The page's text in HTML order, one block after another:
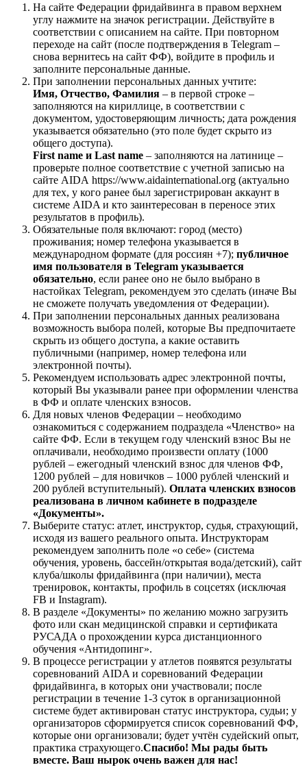
На сайте Федерации фридайвинга в правом верхнем
углу нажмите на значок регистрации. Действуйте в
соответствии с описанием на сайте. При повторном
переходе на сайт (после подтверждения в Telegram –
снова вернитесь на сайт ФФ), войдите в профиль и
заполните персональные данные.
При заполнении персональных данных учтите:
Имя, Отчество, Фамилия – в первой строке –
заполняются на кириллице, в соответствии с
документом, удостоверяющим личность; дата рождения
указывается обязательно (это поле будет скрыто из
общего доступа).
First name и Last name – заполняются на латинице –
проверьте полное соответствие с учетной записью на
сайте AIDA https://www.aidainternational.org (актуально
для тех, у кого ранее был зарегистрирован аккаунт в
системе AIDA и кто заинтересован в переносе этих
результатов в профиль).
Обязательные поля включают: город (место)
проживания; номер телефона указывается в
международном формате (для россиян +7); публичное
имя пользователя в Telegram указывается
обязательно, если ранее оно не было выбрано в
настойках Telegram, рекомендуем это сделать (иначе Вы
не сможете получать уведомления от Федерации).
При заполнении персональных данных реализована
возможность выбора полей, которые Вы предпочитаете
скрыть из общего доступа, а какие оставить
публичными (например, номер телефона или
электронной почты).
Рекомендуем использовать адрес электронной почты,
который Вы указывали ранее при оформлении членства
в ФФ и оплате членских взносов.
Для новых членов Федерации – необходимо
ознакомиться с содержанием подраздела «Членство» на
сайте ФФ. Если в текущем году членский взнос Вы не
оплачивали, необходимо произвести оплату (1000
рублей – ежегодный членский взнос для членов ФФ,
1200 рублей – для новичков – 1000 рублей членский и
200 рублей вступительный). Оплата членских взносов
реализована в личном кабинете в подразделе
«Документы».
Выберите статус: атлет, инструктор, судья, страхующий,
исходя из вашего реального опыта. Инструкторам
рекомендуем заполнить поле «о себе» (система
обучения, уровень, бассейн/открытая вода/детский), сайт
клуба/школы фридайвинга (при наличии), места
тренировок, контакты, профиль в соцсетях (исключая
FB и Instagram).
В разделе «Документы» по желанию можно загрузить
фото или скан медицинской справки и сертификата
РУСАДА о прохождении курса дистанционного
обучения «Антидопинг».
В процессе регистрации у атлетов появятся результаты
соревнований AIDA и соревнований Федерации
фридайвинга, в которых они участвовали; после
регистрации в течение 1-3 суток в организационной
системе будет активирован статус инструктора, судьи; у
организаторов сформируется список соревнований ФФ,
которые они организовали; будет учтён судейский опыт,
практика страхующего.Спасибо! Мы рады быть
вместе. Ваш нырок очень важен для нас!